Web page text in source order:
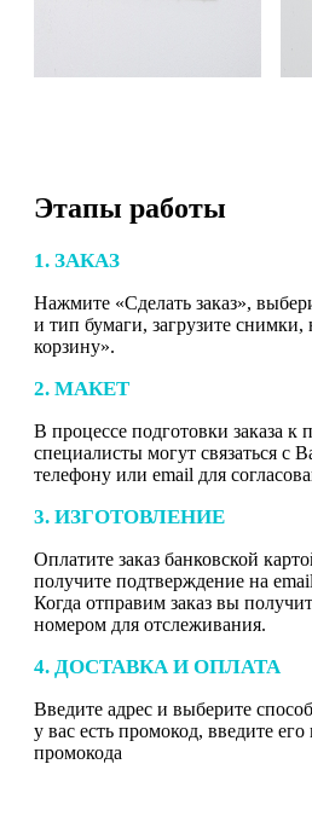
Этапы работы
1. ЗАКАЗ
Нажмите «Сделать заказ»,
и тип бумаги, загрузите
корзину».
2. МАКЕТ
В процессе подготовки заказа к
специалисты могут связаться с
телефону или email для
3. ИЗГОТОВЛЕНИЕ
Оплатите заказ банковской
получите подтверждение на
Когда отправим заказ вы
номером для отслеживания.
4. ДОСТАВКА И ОПЛАТА
Введите адрес и выберите
у вас есть промокод, введите
промокода